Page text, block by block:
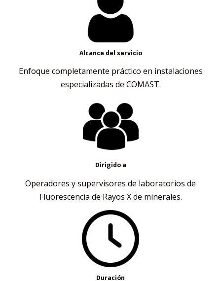
Alcance del servicio
Enfoque completamente práctico en instalaciones
especializadas de COMAST.
Dirigido a
Operadores y supervisores de laboratorios de
Fluorescencia de Rayos X de minerales.
Duración